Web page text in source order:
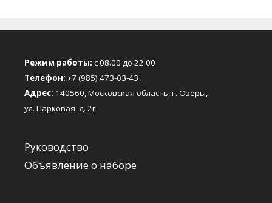
Режим работы: с 08.00 до 22.00
Телефон: +7 (985) 473-03-43
Адрес: 140560, Московская область, г. Озеры,
ул. Парковая, д. 2г
Руководство
Объявление о наборе